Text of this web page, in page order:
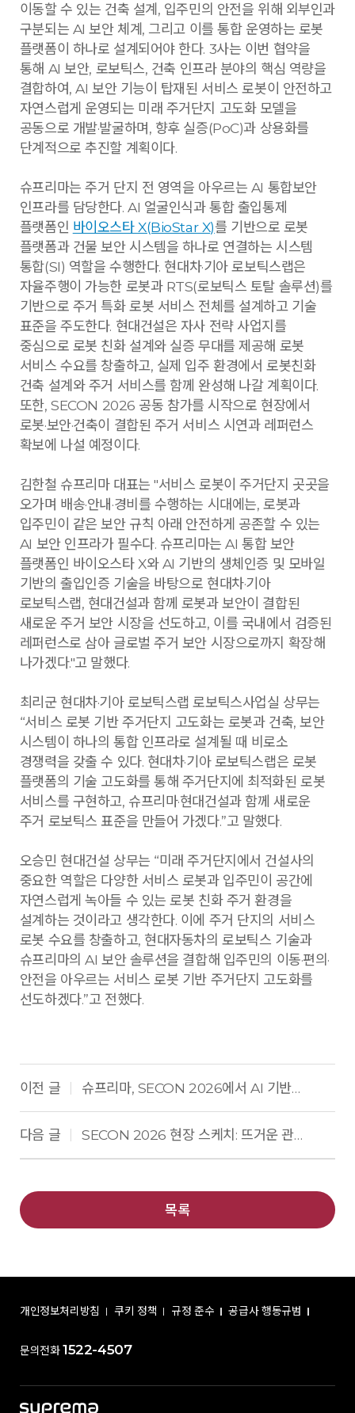
이동할 수 있는 건축 설계, 입주민의 안전을 위해 외부인과
구분되는 AI 보안 체계, 그리고 이를 통합 운영하는 로봇
플랫폼이 하나로 설계되어야 한다. 3사는 이번 협약을
통해 AI 보안, 로보틱스, 건축 인프라 분야의 핵심 역량을
결합하여, AI 보안 기능이 탑재된 서비스 로봇이 안전하고
자연스럽게 운영되는 미래 주거단지 고도화 모델을
공동으로 개발·발굴하며, 향후 실증(PoC)과 상용화를
단계적으로 추진할 계획이다.
슈프리마는 주거 단지 전 영역을 아우르는 AI 통합보안
인프라를 담당한다. AI 얼굴인식과 통합 출입통제
플랫폼인 바이오스타 X(BioStar X)를 기반으로 로봇
플랫폼과 건물 보안 시스템을 하나로 연결하는 시스템
통합(SI) 역할을 수행한다. 현대차·기아 로보틱스랩은
자율주행이 가능한 로봇과 RTS(로보틱스 토탈 솔루션)를
기반으로 주거 특화 로봇 서비스 전체를 설계하고 기술
표준을 주도한다. 현대건설은 자사 전략 사업지를
중심으로 로봇 친화 설계와 실증 무대를 제공해 로봇
서비스 수요를 창출하고, 실제 입주 환경에서 로봇친화
건축 설계와 주거 서비스를 함께 완성해 나갈 계획이다.
또한, SECON 2026 공동 참가를 시작으로 현장에서
로봇·보안·건축이 결합된 주거 서비스 시연과 레퍼런스
확보에 나설 예정이다.
김한철 슈프리마 대표는 "서비스 로봇이 주거단지 곳곳을
오가며 배송·안내·경비를 수행하는 시대에는, 로봇과
입주민이 같은 보안 규칙 아래 안전하게 공존할 수 있는
AI 보안 인프라가 필수다. 슈프리마는 AI 통합 보안
플랫폼인 바이오스타 X와 AI 기반의 생체인증 및 모바일
기반의 출입인증 기술을 바탕으로 현대차·기아
로보틱스랩, 현대건설과 함께 로봇과 보안이 결합된
새로운 주거 보안 시장을 선도하고, 이를 국내에서 검증된
레퍼런스로 삼아 글로벌 주거 보안 시장으로까지 확장해
나가겠다."고 말했다.
최리군 현대차·기아 로보틱스랩 로보틱스사업실 상무는
“서비스 로봇 기반 주거단지 고도화는 로봇과 건축, 보안
시스템이 하나의 통합 인프라로 설계될 때 비로소
경쟁력을 갖출 수 있다. 현대차·기아 로보틱스랩은 로봇
플랫폼의 기술 고도화를 통해 주거단지에 최적화된 로봇
서비스를 구현하고, 슈프리마·현대건설과 함께 새로운
주거 로보틱스 표준을 만들어 가겠다.”고 말했다.
오승민 현대건설 상무는 “미래 주거단지에서 건설사의
중요한 역할은 다양한 서비스 로봇과 입주민이 공간에
자연스럽게 녹아들 수 있는 로봇 친화 주거 환경을
설계하는 것이라고 생각한다. 이에 주거 단지의 서비스
로봇 수요를 창출하고, 현대자동차의 로보틱스 기술과
슈프리마의 AI 보안 솔루션을 결합해 입주민의 이동·편의·
안전을 아우르는 서비스 로봇 기반 주거단지 고도화를
선도하겠다.”고 전했다.
이전 글 슈프리마, SECON 2026에서 AI 기반 차세대 통합 보안 생태계 선보여
다음 글 SECON 2026 현장 스케치: 뜨거운 관심과 참여에 감사드립니다.
목록
개인정보처리방침 쿠키 정책 규정 준수 공급사 행동규범
문의전화 1522-4507